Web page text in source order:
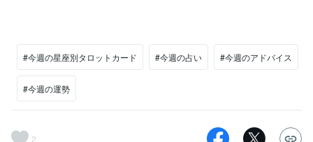
#今週の星座別タロットカード #今週の占い #今週のアドバイス
#今週の運勢
2